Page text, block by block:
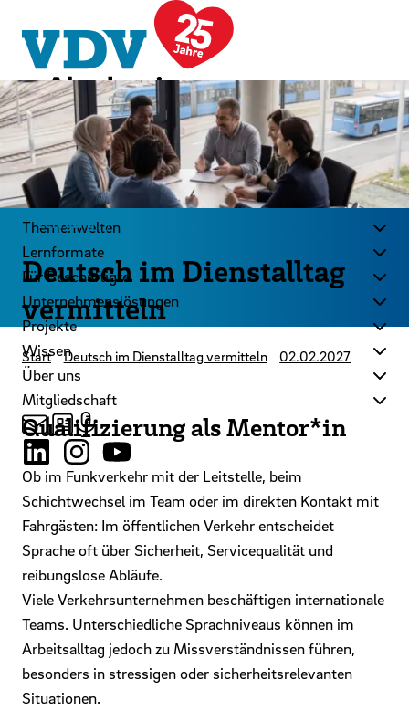
Zum Hauptinhalt der Seite springen
Zur Startseite navigieren
Themenwelten
Lernformate
Für Beschäftigte
Unternehmenslösungen
Projekte
Wissen
Über uns
Mitgliedschaft
Lehrgang
Deutsch im Dienstalltag
vermitteln
Start Deutsch im Dienstalltag vermitteln 02.02.2027
Qualifizierung als Mentor*in
Ob im Funkverkehr mit der Leitstelle, beim
Schichtwechsel im Team oder im direkten Kontakt mit
Fahrgästen: Im öffentlichen Verkehr entscheidet
Sprache oft über Sicherheit, Servicequalität und
reibungslose Abläufe.
Viele Verkehrsunternehmen beschäftigen internationale
Teams. Unterschiedliche Sprachniveaus können im
Arbeitsalltag jedoch zu Missverständnissen führen,
besonders in stressigen oder sicherheitsrelevanten
Situationen.